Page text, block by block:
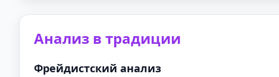
Анализ в традиции
Фрейдистский анализ